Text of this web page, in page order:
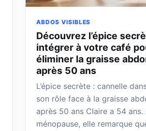
ABDOS VISIBLES
Découvrez l’épice
intégrer à votre café
éliminer la graisse
après 50 ans
L’épice secrète : cannelle
son rôle face à la graisse
après 50 ans Claire a 54 ans.
ménopause, elle remarque